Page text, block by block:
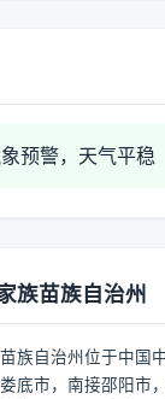
预警，天气平稳
族苗族自治州
族自治州位于中国
底市，南接邵阳市